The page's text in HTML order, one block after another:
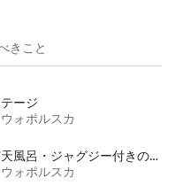
きこと
ージ
ォポルスカ
露天風呂・ジャグジー付きの宿泊施設
ォポルスカ